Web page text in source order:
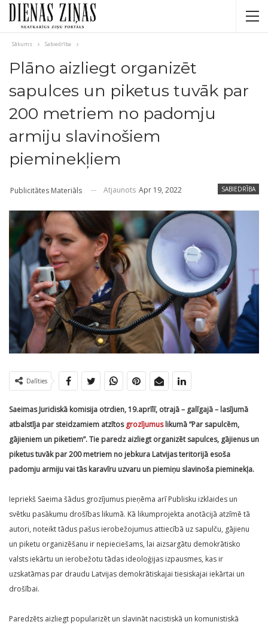
Sākums Sabiedrība
Plāno aizliegt organizēt
sapulces un piketus tuvāk par
200 metriem no padomju
armiju slavinošiem
pieminekļiem
SABIEDRĪBA
Publicitātes Materiāls Atjaunots Apr 19, 2022
Dalīties
Saeimas Juridiskā komisija otrdien, 19.aprīlī, otrajā – galīgajā – lasījumā
atbalstīja par steidzamiem atzītosgrozījumuslikumā “Par sapulcēm,
gājieniem un piketiem”. Tie paredz aizliegt organizēt sapulces, gājienus un
piketus tuvāk par 200 metriem no jebkura Latvijas teritorijā esoša
padomju armiju vai tās karavīru uzvaru un piemiņu slavinoša pieminekļa.
Iepriekš Saeima šādus grozījumus pieņēma arī Publisku izklaides un
svētku pasākumu drošības likumā. Kā likumprojekta anotācijā atzīmē tā
autori, noteikt tādus pašus ierobežojumus attiecībā uz sapulču, gājienu
un piketu organizēšanu ir nepieciešams, lai aizsargātu demokrātisko
valsts iekārtu un ierobežotu tādas ideoloģijas izpausmes, kas ir
uzskatāmas par draudu Latvijas demokrātiskajai tiesiskajai iekārtai un
drošībai.
Paredzēts aizliegt popularizēt un slavināt nacistiskā un komunistiskā